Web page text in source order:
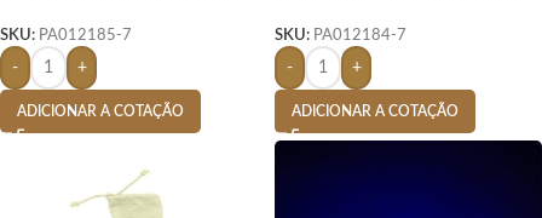
SKU: PA012185-7
- +
ADICIONAR A COTAÇÃO
SKU: PA012184-7
- +
ADICIONAR A COTAÇÃO